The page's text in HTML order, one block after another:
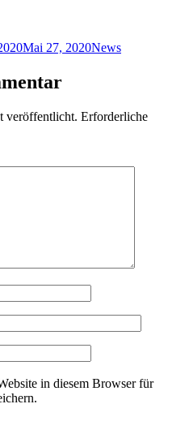
Mai 27, 2020News
veröffentlicht. Erforderliche
in diesem Browser für